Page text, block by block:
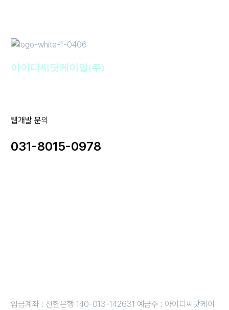
아이디씨닷케이알(주)
웹개발 문의
031-8015-0978
입금계좌 : 신한은행 140-013-142631 예금주 : 아이디씨닷케이